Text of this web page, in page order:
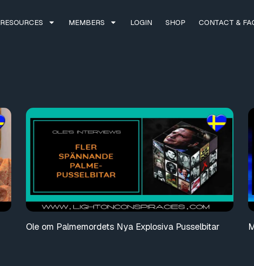
RESOURCES MEMBERS LOGIN SHOP CONTACT &
Ole om Palmemordets Nya Explosiva Pusselbitar